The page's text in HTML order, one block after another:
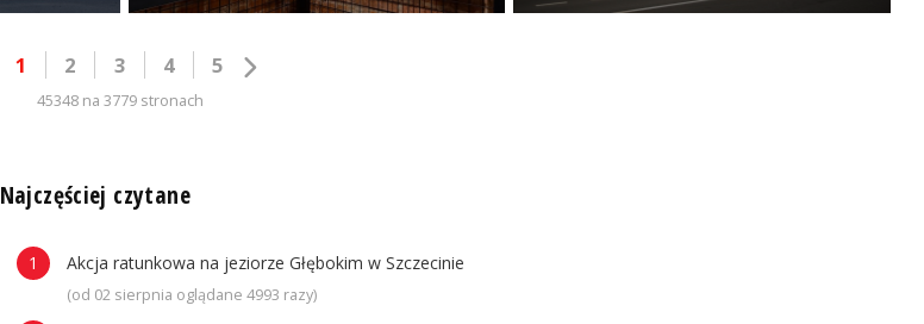
1 2 3 4 5
45348 na 3779 stronach
Najczęściej czytane
Akcja ratunkowa na jeziorze Głębokim w Szczecinie
(od 02 sierpnia oglądane 4993 razy)